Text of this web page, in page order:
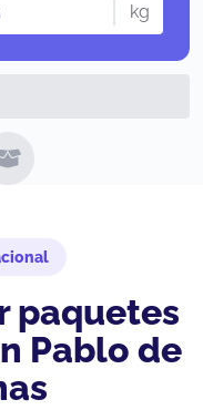
kg
paquetes
Pablo de